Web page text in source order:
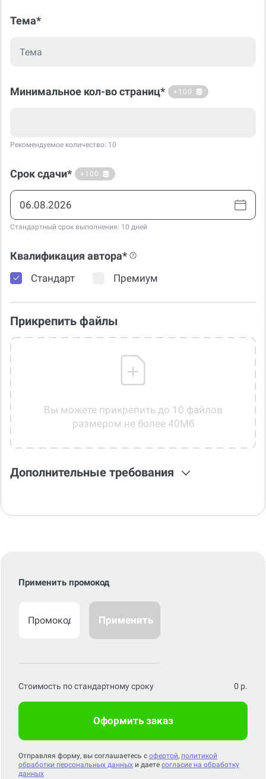
Тема*
Минимальное кол-во страниц* +100
Рекомендуемое количество: 10
Срок сдачи* +100
Стандартный срок выполнения: 10 дней
Квалификация автора*
Стандарт Премиум
Прикрепить файлы
Вы можете прикрепить до 10 файлов
размером не более 40Мб
Дополнительные требования
Применить промокод
Применить
Стоимость по стандартному сроку 0 р.
Оформить заказ
Отправляя форму, вы соглашаетесь с офертой, политикой
обработки персональных данных и даете согласие на обработку
данных